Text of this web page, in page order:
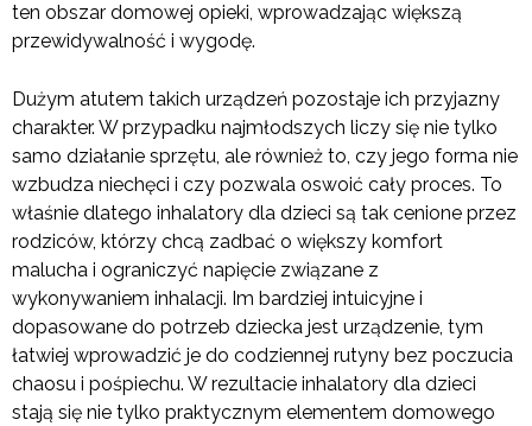
ten obszar domowej opieki, wprowadzając większą
przewidywalność i wygodę.
Dużym atutem takich urządzeń pozostaje ich przyjazny
charakter. W przypadku najmłodszych liczy się nie tylko
samo działanie sprzętu, ale również to, czy jego forma nie
wzbudza niechęci i czy pozwala oswoić cały proces. To
właśnie dlatego inhalatory dla dzieci są tak cenione przez
rodziców, którzy chcą zadbać o większy komfort
malucha i ograniczyć napięcie związane z
wykonywaniem inhalacji. Im bardziej intuicyjne i
dopasowane do potrzeb dziecka jest urządzenie, tym
łatwiej wprowadzić je do codziennej rutyny bez poczucia
chaosu i pośpiechu. W rezultacie inhalatory dla dzieci
stają się nie tylko praktycznym elementem domowego